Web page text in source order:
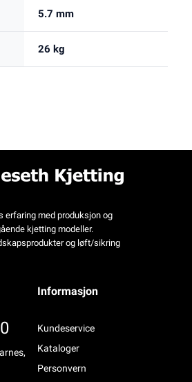
5.7 mm
26 kg
erfaring med produksjon og
kjetting modeller.
og løft/sikring
Informasjon
Kundeservice
Kataloger
Personvern